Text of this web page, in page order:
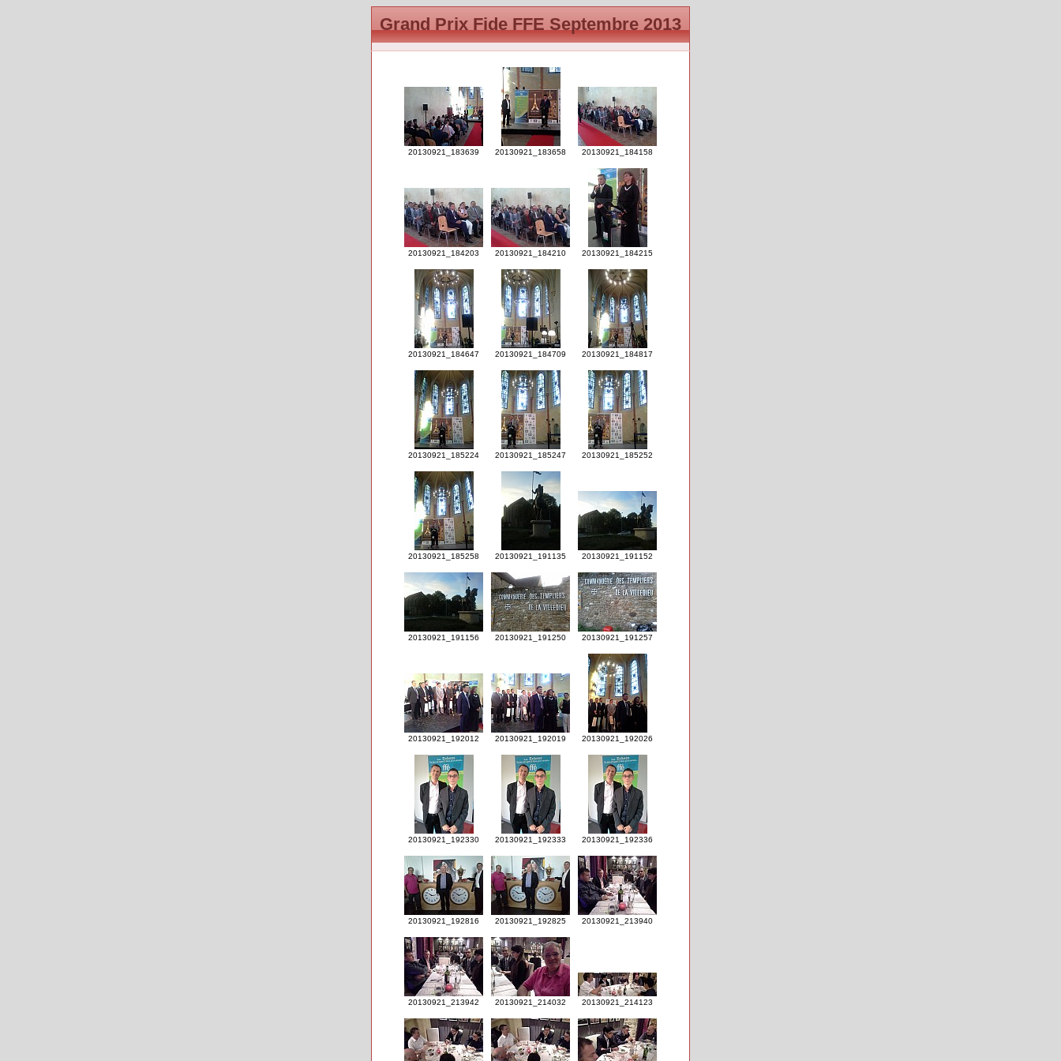
Grand Prix Fide FFE Septembre 2013
20130921_183639 20130921_183658 20130921_184158
20130921_184203 20130921_184210 20130921_184215
20130921_184647 20130921_184709 20130921_184817
20130921_185224 20130921_185247 20130921_185252
20130921_185258 20130921_191135 20130921_191152
20130921_191156 20130921_191250 20130921_191257
20130921_192012 20130921_192019 20130921_192026
20130921_192330 20130921_192333 20130921_192336
20130921_192816 20130921_192825 20130921_213940
20130921_213942 20130921_214032 20130921_214123